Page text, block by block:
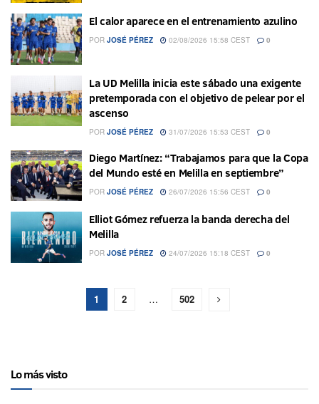
El calor aparece en el entrenamiento azulino
POR JOSÉ PÉREZ 02/08/2026 15:58 CEST 0
La UD Melilla inicia este sábado una exigente
pretemporada con el objetivo de pelear por el
ascenso
POR JOSÉ PÉREZ 31/07/2026 15:53 CEST 0
Diego Martínez: “Trabajamos para que la Copa
del Mundo esté en Melilla en septiembre”
POR JOSÉ PÉREZ 26/07/2026 15:56 CEST 0
Elliot Gómez refuerza la banda derecha del
Melilla
POR JOSÉ PÉREZ 24/07/2026 15:18 CEST 0
1 2 … 502
Lo más visto